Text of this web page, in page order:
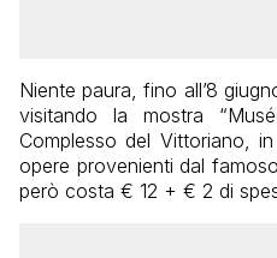
Niente paura, fino all’8
visitando la mostra
Complesso del Vittoriano,
opere provenienti dal
però costa € 12 + € 2 di